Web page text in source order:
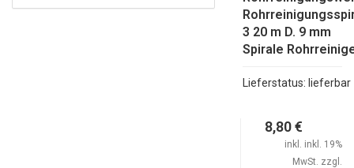
3 20 m D. 9 mm
Spirale
Lieferstatus: lieferbar
8,80 €
inkl. inkl. 19%
MwSt. zzgl.